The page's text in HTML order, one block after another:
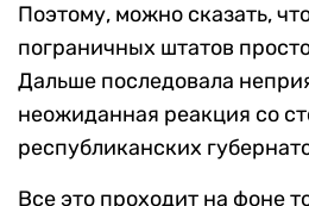
Поэтому, можно сказать,
пограничных штатов
Дальше последовала
неожиданная реакция со
республиканских
Все это проходит на фоне